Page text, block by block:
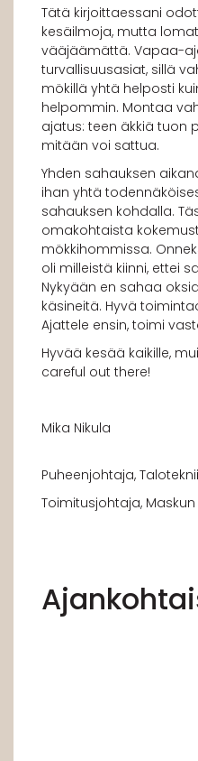
Tätä kirjoittaessani
kesäilmoja, mutta
vääjäämättä. Vapaa-
turvallisuusasiat, sillä
mökillä yhtä helposti
helpommin. Montaa
ajatus: teen äkkiä tuon
mitään voi sattua.
Yhden sahauksen
ihan yhtä
sahauksen kohdalla.
omakohtaista
mökkihommissa.
oli milleistä kiinni, ettei
Nykyään en sahaa
käsineitä. Hyvä
Ajattele ensin, toimi
Hyvää kesää kaikille,
careful out there!
Mika Nikula
Puheenjohtaja,
Toimitusjohtaja,